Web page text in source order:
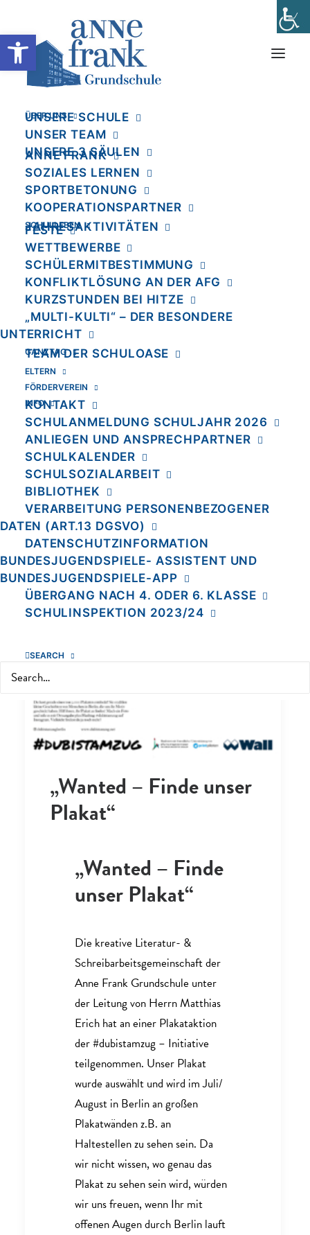
Werkzeugleiste öffnen
ÜBER UNS
UNSERE SCHULE
UNSER TEAM
UNSERE 3 SÄULEN
ANNE FRANK
SOZIALES LERNEN
SPORTBETONUNG
KOOPERATIONSPARTNER
SCHULLEBEN
JAHRESAKTIVITÄTEN
FESTE
WETTBEWERBE
SCHÜLERMITBESTIMMUNG
KONFLIKTLÖSUNG AN DER AFG
KURZSTUNDEN BEI HITZE
„MULTI-KULTI“ – DER BESONDERE
UNTERRICHT
GANZTAG
TEAM DER SCHULOASE
ELTERN
FÖRDERVEREIN
INFO
KONTAKT
SCHULANMELDUNG SCHULJAHR 2026
ANLIEGEN UND ANSPRECHPARTNER
SCHULKALENDER
SCHULSOZIALARBEIT
BIBLIOTHEK
VERARBEITUNG PERSONENBEZOGENER
DATEN (ART.13 DGSVO)
DATENSCHUTZINFORMATION
BUNDESJUGENDSPIELE- ASSISTENT UND
BUNDESJUGENDSPIELE-APP
ÜBERGANG NACH 4. ODER 6. KLASSE
SCHULINSPEKTION 2023/24
SEARCH
Search
Month: Juni 2024
„Wanted – Finde unser
Plakat“
„Wanted – Finde
unser Plakat“
Die kreative Literatur- &
Schreibarbeitsgemeinschaft der
Anne Frank Grundschule unter
der Leitung von Herrn Matthias
Erich hat an einer Plakataktion
der #dubistamzug – Initiative
teilgenommen. Unser Plakat
wurde auswählt und wird im Juli/
August in Berlin an großen
Plakatwänden z.B. an
Haltestellen zu sehen sein. Da
wir nicht wissen, wo genau das
Plakat zu sehen sein wird, würden
wir uns freuen, wenn Ihr mit
offenen Augen durch Berlin lauft